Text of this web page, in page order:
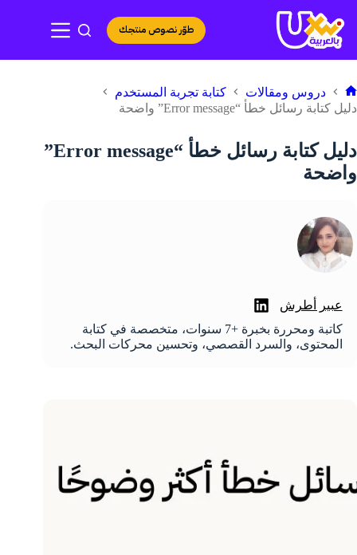
إلى
المحتوى
طوّر نصوص منتجك
الرئيسية
دروس ومقالات
كتابة تجربة المستخدم
دليل كتابة رسائل خطأ “Error message” واضحة
دليل كتابة رسائل خطأ “Error message”
واضحة
عبير أطرش
كاتبة ومحررة بخبرة +7 سنوات، متخصصة في كتابة
المحتوى، والسرد القصصي، وتحسين محركات البحث.